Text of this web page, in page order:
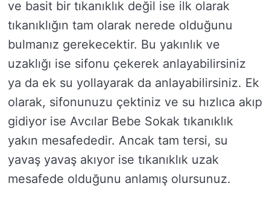
ve basit bir tıkanıklık değil ise ilk olarak
tıkanıklığın tam olarak nerede olduğunu
bulmanız gerekecektir. Bu yakınlık ve
uzaklığı ise sifonu çekerek anlayabilirsiniz
ya da ek su yollayarak da anlayabilirsiniz. Ek
olarak, sifonunuzu çektiniz ve su hızlıca akıp
gidiyor ise Avcılar Bebe Sokak tıkanıklık
yakın mesafededir. Ancak tam tersi, su
yavaş yavaş akıyor ise tıkanıklık uzak
mesafede olduğunu anlamış olursunuz.